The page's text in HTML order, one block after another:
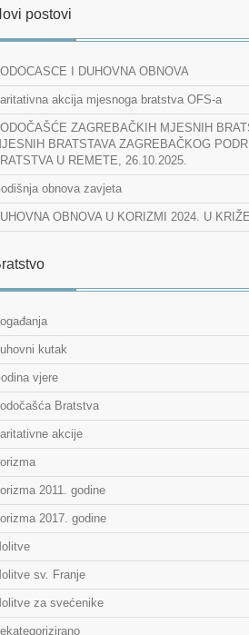
postovi
I DUHOVNA OBNOVA
akcija mjesnoga bratstva OFS-a
ZAGREBAČKIH MJESNIH
BRATSTAVA ZAGREBAČKOG
U REMETE, 26.10.2025.
obnova zavjeta
OBNOVA U KORIZMI 2024. U
kutak
vjere
Bratstva
akcije
2011. godine
2017. godine
sv. Franje
za svećenike